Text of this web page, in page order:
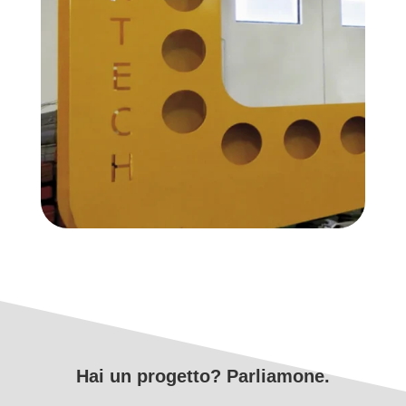
Hai un progetto? Parliamone.